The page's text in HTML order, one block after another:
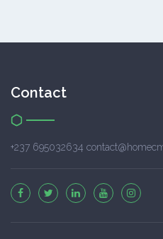
Contact
+237 695032634